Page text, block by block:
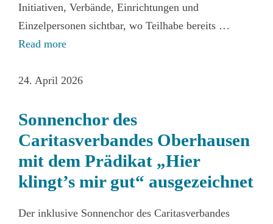
Initiativen, Verbände, Einrichtungen und
Einzelpersonen sichtbar, wo Teilhabe bereits …
Read more
24. April 2026
Sonnenchor des
Caritasverbandes Oberhausen
mit dem Prädikat „Hier
klingt’s mir gut“ ausgezeichnet
Der inklusive Sonnenchor des Caritasverbandes